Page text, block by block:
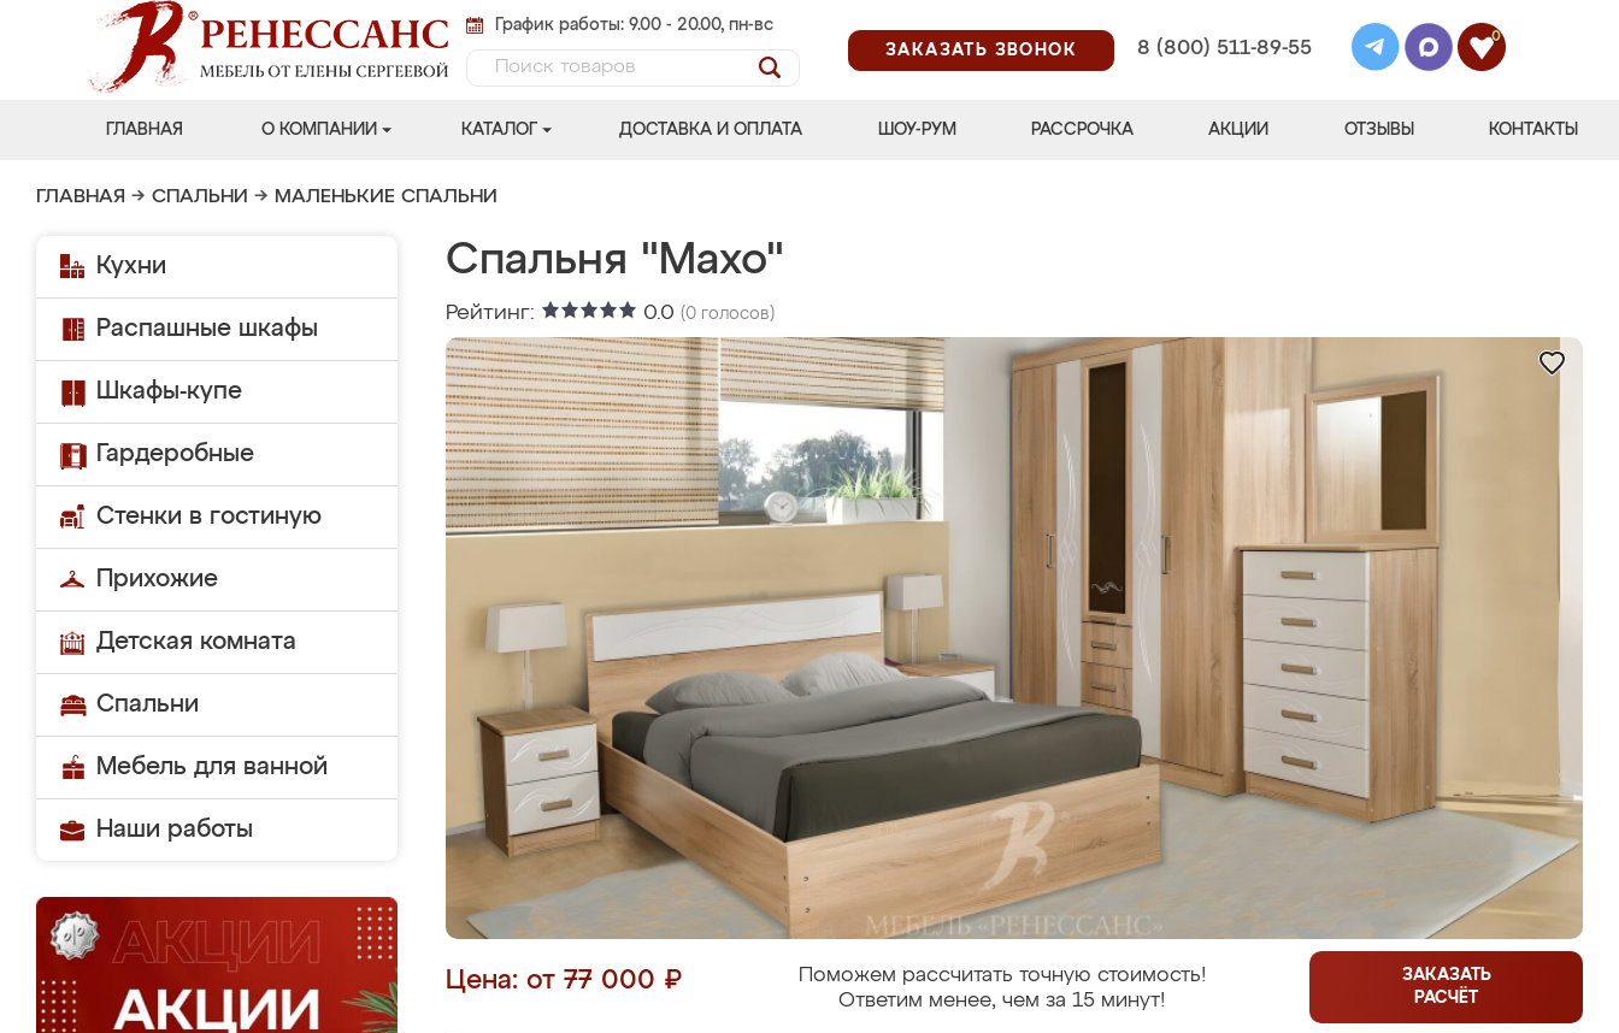
График работы: 9.00 - 20.00, пн-вс
ЗАКАЗАТЬ ЗВОНОК
8 (800) 511-89-55
0
ГЛАВНАЯ О КОМПАНИИ КАТАЛОГ ДОСТАВКА И ОПЛАТА ШОУ-РУМ РАССРОЧКА АКЦИИ ОТЗЫВЫ КОНТАКТЫ
ГЛАВНАЯ → СПАЛЬНИ → МАЛЕНЬКИЕ СПАЛЬНИ
Кухни
Распашные шкафы
Шкафы-купе
Гардеробные
Стенки в гостиную
Прихожие
Детская комната
Спальни
Мебель для ванной
Наши работы
Спальня "Махо"
Рейтинг: 0.0 (0 голосов)
Цена: от 77 000 ₽
Поможем рассчитать точную стоимость!
Ответим менее, чем за 15 минут!
ЗАКАЗАТЬ
РАСЧЁТ